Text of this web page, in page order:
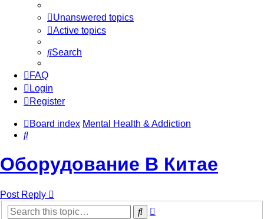
Unanswered topics
Active topics
Search
FAQ
Login
Register
Board index Mental Health & Addiction
Search
Оборудование В Китае
Post Reply
Search